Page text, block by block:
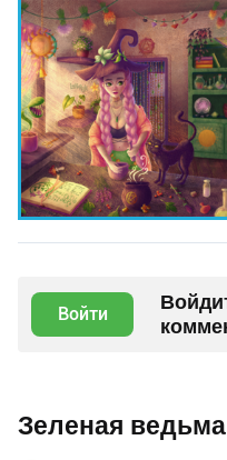
Войти
Зеленая ведьма